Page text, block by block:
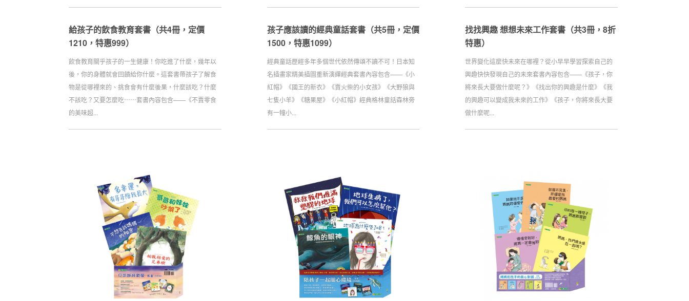
給孩子的飲食教育套書（共4冊，定價
1210，特惠999）
飲食教育關乎孩子的一生健康！你吃進了什麼，幾年以
後，你的身體就會回饋給你什麼。這套書帶孩子了解食
物是從哪裡來的、挑食會有什麼後果，什麼該吃？什麼
不該吃？又要怎麼吃⋯⋯套書內容包含——《不賣零食
的美味超...
孩子應該讀的經典童話套書（共5冊，定價
1500，特惠1099）
經典童話歷經多年多個世代依然傳頌不讀不可！日本知
名插畫家精美插圖重新演繹經典套書內容包含——《小
紅帽》《國王的新衣》《賣火柴的小女孩》《大野狼與
七隻小羊》《糖果屋》《小紅帽》經典格林童話森林旁
有一幢小...
找找興趣 想想未來工作套書（共3冊，8折
特惠）
世界變化這麼快未來在哪裡？從小早早學習探索自己的
興趣快快發現自己的未來套書內容包含——《孩子，你
將來長大要做什麼呢？》《找出你的興趣是什麼》《我
的興趣可以變成我未來的工作》《孩子，你將來長大要
做什麼呢...